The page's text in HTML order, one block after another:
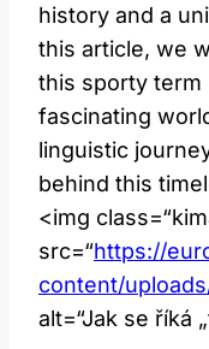
history and a
this article, we
this sporty term
fascinating
linguistic
behind this
<img
src=“https://
content/
alt=“Jak se říká